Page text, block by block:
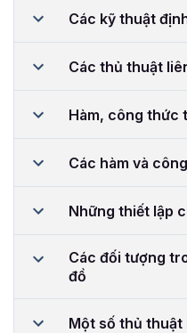
Các kỹ thuật
Các thủ thuật
Hàm, công thức
Các hàm và
Những thiết lập
Các đối tượng
đồ
Một số thủ thuật